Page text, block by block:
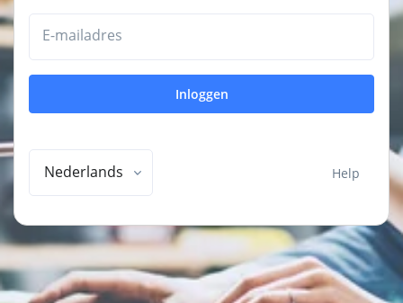
E-mailadres
Inloggen
Nederlands Help